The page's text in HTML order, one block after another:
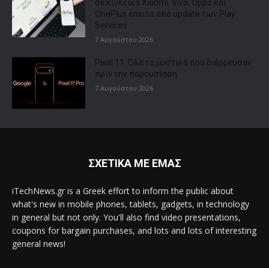
σε κινεζικά Xiaomi, Vivo, Oppo και
OnePlus έπειτα από update των Play
Services
7 Αυγούστου 2026
Pixel 11: Όλα τα μυστικά που διέρρευσαν
πριν την παρουσίαση
7 Αυγούστου 2026
ΣΧΕΤΙΚΑ ΜΕ ΕΜΑΣ
iTechNews.gr is a Greek effort to inform the public about
what's new in mobile phones, tablets, gadgets, in technology
in general but not only. You'll also find video presentations,
coupons for bargain purchases, and lots and lots of interesting
general news!